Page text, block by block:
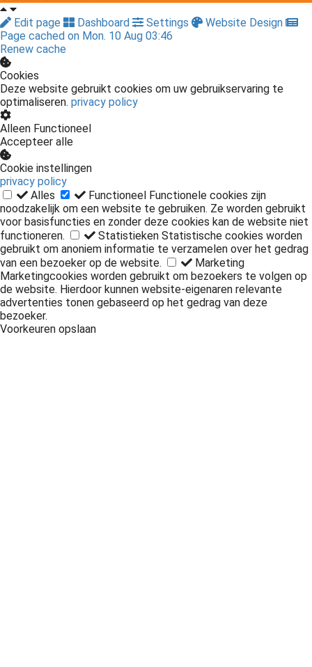
Edit page
Dashboard Settings
Website Design
Page cached on Mon. 10 Aug 03:46
Renew cache
Cookies
Deze website gebruikt cookies om uw gebruikservaring te
optimaliseren. privacy policy
Alleen Functioneel
Accepteer alle
Cookie instellingen
privacy policy
Alles
Functioneel Functionele cookies zijn
noodzakelijk om een website te gebruiken. Ze worden gebruikt
voor basisfuncties en zonder deze cookies kan de website niet
functioneren.
Statistieken Statistische cookies worden
gebruikt om anoniem informatie te verzamelen over het gedrag
van een bezoeker op de website.
Marketing
Marketingcookies worden gebruikt om bezoekers te volgen op
de website. Hierdoor kunnen website-eigenaren relevante
advertenties tonen gebaseerd op het gedrag van deze
bezoeker.
Voorkeuren opslaan